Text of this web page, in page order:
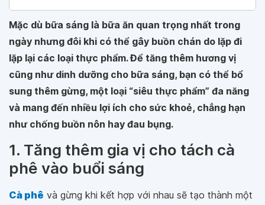
Mặc dù bữa sáng là bữa ăn quan trọng nhất trong
ngày nhưng đôi khi có thể gây buồn chán do lặp đi
lặp lại các loại thực phẩm. Để tăng thêm hương vị
cũng như dinh dưỡng cho bữa sáng, bạn có thể bổ
sung thêm gừng, một loại “siêu thực phẩm” đa năng
và mang đến nhiều lợi ích cho sức khoẻ, chẳng hạn
như chống buồn nôn hay đau bụng.
1. Tăng thêm gia vị cho tách cà
phê vào buổi sáng
Cà phê và gừng khi kết hợp với nhau sẽ tạo thành một